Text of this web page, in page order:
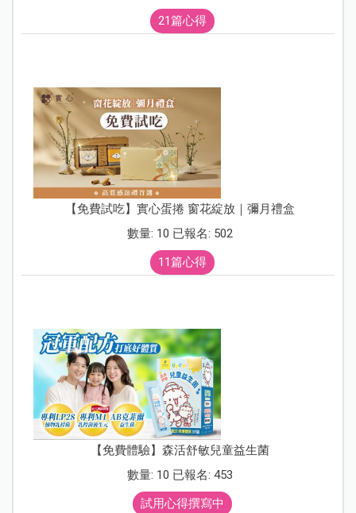
21篇心得
【免費試吃】實心蛋捲 窗花綻放｜彌月禮盒
數量: 10 已報名: 502
11篇心得
【免費體驗】森活舒敏兒童益生菌
數量: 10 已報名: 453
試用心得撰寫中